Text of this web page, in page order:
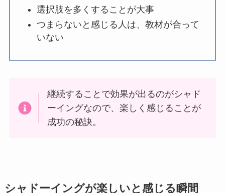
選択肢を多くすることが大事
つまらないと感じる人は、教材が合って
いない
継続することで効果が出るのがシャド
ーイングなので、楽しく感じることが
成功の秘訣。
シャドーイングが楽しいと感じる瞬間